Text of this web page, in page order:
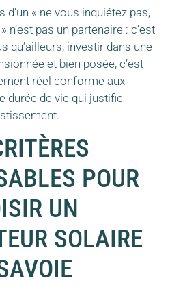
« ne vous inquiétez pas,
pas un partenaire : c’est
qu’ailleurs, investir dans une
et bien posée, c’est
réel conforme aux
durée de vie qui justifie
POUR
UN
SOLAIRE